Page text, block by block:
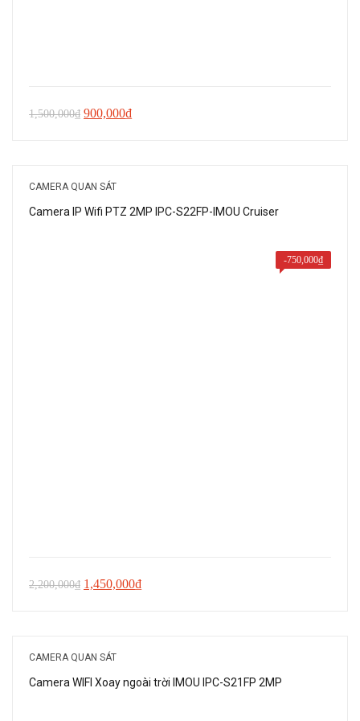
1,500,000₫ Giá
1,500,000₫.
900,000₫Giá
900,000₫.
CAMERA QUAN SÁT
Camera IP Wifi PTZ 2MP IPC-S22FP-IMOU Cruiser
-750,000₫
2,200,000₫ Giá
2,200,000₫.
1,450,000₫Giá
1,450,000₫.
CAMERA QUAN SÁT
Camera WIFI Xoay ngoài trời IMOU IPC-S21FP 2MP